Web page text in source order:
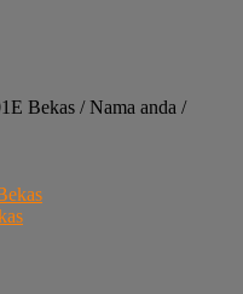
Bekas / Nama anda /